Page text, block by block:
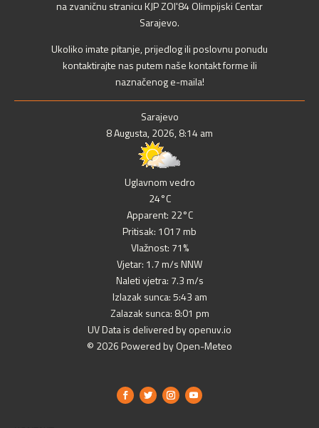
na zvaničnu stranicu KJP ZOI'84 Olimpijski Centar
Sarajevo.
Ukoliko imate pitanje, prijedlog ili poslovnu ponudu
kontaktirajte nas putem naše kontakt forme ili
naznačenog e-maila!
Sarajevo
8 Augusta, 2026, 8:14 am
Uglavnom vedro
24°C
Apparent: 22°C
Pritisak: 1017 mb
Vlažnost: 71%
Vjetar: 1.7 m/s NNW
Naleti vjetra: 7.3 m/s
Izlazak sunca: 5:43 am
Zalazak sunca: 8:01 pm
UV Data is delivered by openuv.io
© 2026 Powered by Open-Meteo